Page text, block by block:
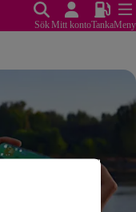
SökMitt kontoTankaMeny